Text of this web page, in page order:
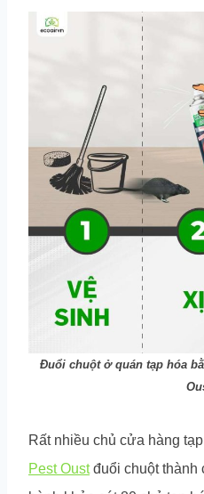
Đuổi chuột ở quán tạp hóa
Rất nhiều chủ cửa hàng
Pest Oustđuổi chuột thành